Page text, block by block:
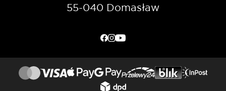
55-040 Domasław